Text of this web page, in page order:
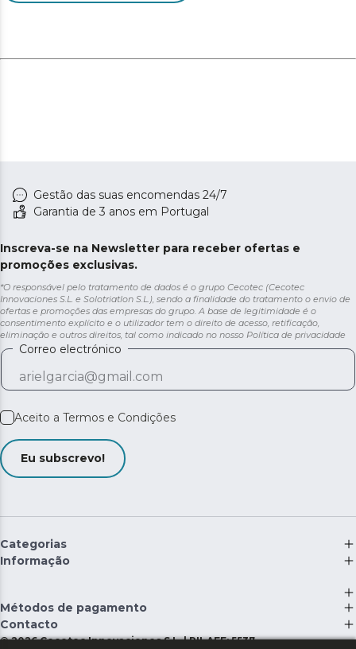
Gestão das suas encomendas 24/7
Garantia de 3 anos em Portugal
Inscreva-se na Newsletter para receber ofertas e
promoções exclusivas.
*O responsável pelo tratamento de dados é o grupo Cecotec (Cecotec
Innovaciones S.L. e Solotriatlon S.L.), sendo a finalidade do tratamento o envio de
ofertas e promoções das empresas do grupo. A base de legitimidade é o
consentimento explícito e o utilizador tem o direito de acesso, retificação,
eliminação e outros direitos, tal como indicado no nosso Política de privacidade
Correo electrónico
Aceito a Termos e Condições
Eu subscrevo!
Categorias
Informação
Métodos de pagamento
Contacto
©2026 Cecotec Innovaciones S.L. | RII-AEE: 5537